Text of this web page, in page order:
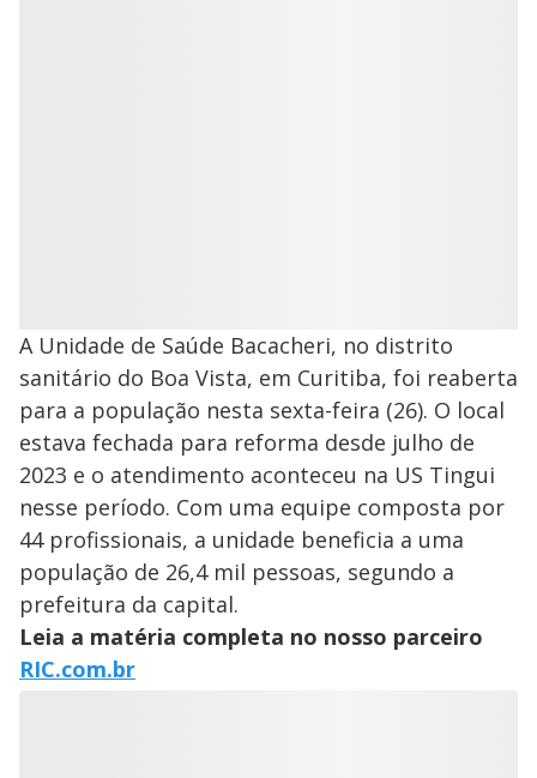
A Unidade de Saúde Bacacheri, no distrito
sanitário do Boa Vista, em Curitiba, foi reaberta
para a população nesta sexta-feira (26). O local
estava fechada para reforma desde julho de
2023 e o atendimento aconteceu na US Tingui
nesse período. Com uma equipe composta por
44 profissionais, a unidade beneficia a uma
população de 26,4 mil pessoas, segundo a
prefeitura da capital.
Leia a matéria completa no nosso parceiro
RIC.com.br